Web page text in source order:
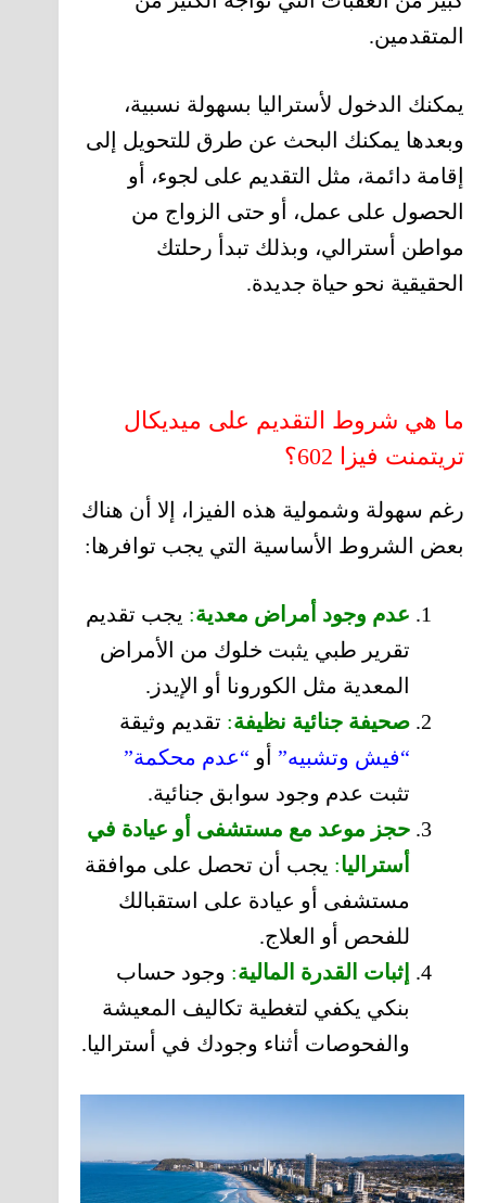
المتقدمين.
يمكنك الدخول لأستراليا بسهولة نسبية،
وبعدها يمكنك البحث عن طرق للتحويل إلى
إقامة دائمة، مثل التقديم على لجوء، أو
الحصول على عمل، أو حتى الزواج من
مواطن أسترالي، وبذلك تبدأ رحلتك
الحقيقية نحو حياة جديدة.
ما هي شروط التقديم على ميديكال
تريتمنت فيزا 602؟
رغم سهولة وشمولية هذه الفيزا، إلا أن هناك
بعض الشروط الأساسية التي يجب توافرها:
عدم وجود أمراض معدية: يجب تقديم
تقرير طبي يثبت خلوك من الأمراض
المعدية مثل الكورونا أو الإيدز.
صحيفة جنائية نظيفة: تقديم وثيقة
“فيش وتشبيه” أو “عدم محكمة”
تثبت عدم وجود سوابق جنائية.
حجز موعد مع مستشفى أو عيادة في
أستراليا: يجب أن تحصل على موافقة
مستشفى أو عيادة على استقبالك
للفحص أو العلاج.
إثبات القدرة المالية: وجود حساب
بنكي يكفي لتغطية تكاليف المعيشة
والفحوصات أثناء وجودك في أستراليا.